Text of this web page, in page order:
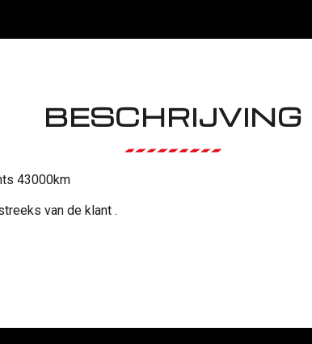
BESCHRIJVING
43000km
van de klant .